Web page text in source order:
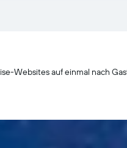
Websites auf einmal nach